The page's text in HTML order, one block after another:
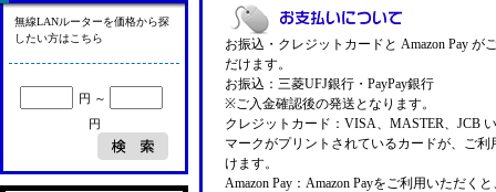
お振込・クレジットカードと Amazon Pay が
だけます。
お振込：三菱UFJ銀行・PayPay銀行
※ご入金確認後の発送となります。
クレジットカード：VISA、MASTER、JCB
マークがプリントされているカードが、ご利
けます。
Amazon Pay：Amazon Payをご利用いただく
無線LANルーターを価格から探
したい方はこちら
円 ～
円